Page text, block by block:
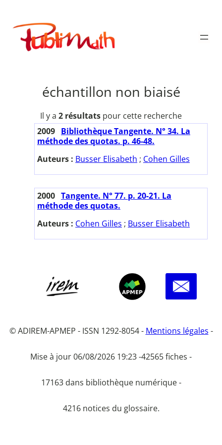
contenu
Publimath
échantillon non biaisé
Il y a 2 résultats pour cette recherche
2009 Bibliothèque Tangente. N° 34. La
méthode des quotas. p. 46-48.
Auteurs : Busser Elisabeth ; Cohen Gilles
2000 Tangente. N° 77. p. 20-21. La
méthode des quotas.
Auteurs : Cohen Gilles ; Busser Elisabeth
© ADIREM-APMEP - ISSN 1292-8054 - Mentions légales -
Mise à jour 06/08/2026 19:23 -42565 fiches -
17163 dans bibliothèque numérique -
4216 notices du glossaire.